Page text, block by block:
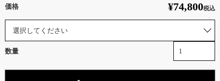
¥74,800税込